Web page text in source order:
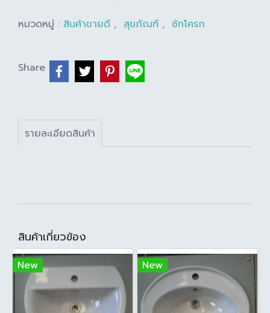
หมวดหมู่ : สินค้าขายดี , สุขภัณฑ์ , ชักโครก
Share
รายละเอียดสินค้า
สินค้าเกี่ยวข้อง
New New